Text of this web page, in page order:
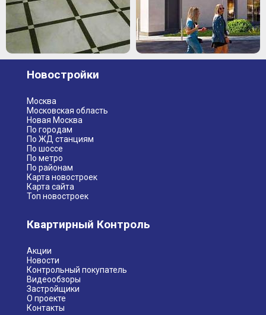
Новостройки
Москва
Московская область
Новая Москва
По городам
По ЖД станциям
По шоссе
По метро
По районам
Карта новостроек
Карта сайта
Топ новостроек
Квартирный Контроль
Акции
Новости
Контрольный покупатель
Видеообзоры
Застройщики
О проекте
Контакты